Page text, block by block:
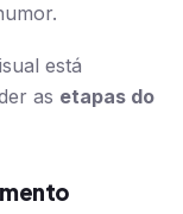
está
as etapas do